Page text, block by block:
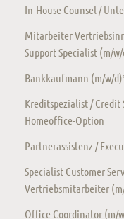
In-House Counsel /
Mitarbeiter
Support Specialist (m/
Bankkaufmann (m/w/
Kreditspezialist /
Homeoffice-Option
Partnerassistenz /
Specialist Customer
Vertriebsmitarbeiter
Office Coordinator (m/